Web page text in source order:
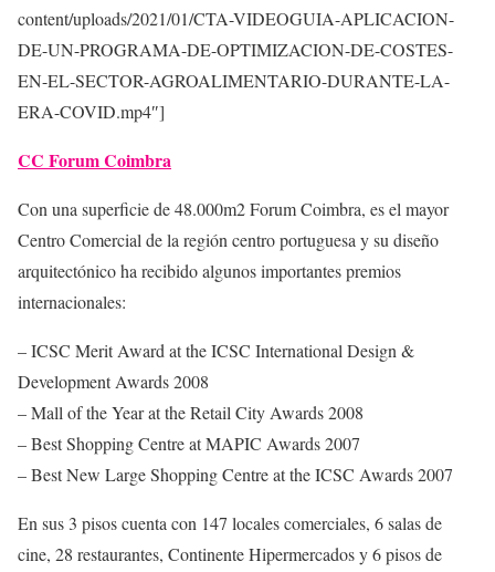
content/uploads/2021/01/CTA-VIDEOGUIA-APLICACION-
DE-UN-PROGRAMA-DE-OPTIMIZACION-DE-COSTES-
EN-EL-SECTOR-AGROALIMENTARIO-DURANTE-LA-
ERA-COVID.mp4″]
CC Forum Coimbra
Con una superficie de 48.000m2 Forum Coimbra, es el mayor
Centro Comercial de la región centro portuguesa y su diseño
arquitectónico ha recibido algunos importantes premios
internacionales:
– ICSC Merit Award at the ICSC International Design &
Development Awards 2008
– Mall of the Year at the Retail City Awards 2008
– Best Shopping Centre at MAPIC Awards 2007
– Best New Large Shopping Centre at the ICSC Awards 2007
En sus 3 pisos cuenta con 147 locales comerciales, 6 salas de
cine, 28 restaurantes, Continente Hipermercados y 6 pisos de